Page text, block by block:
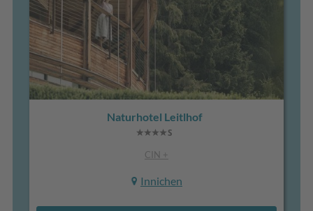
Naturhotel Leitlhof
CIN +
Innichen